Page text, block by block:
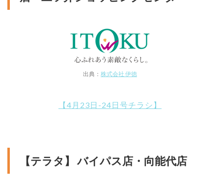
出典： 株式会社 伊徳
【4月23日-24日号チラシ】
【テラタ】 バイパス店・向能代店